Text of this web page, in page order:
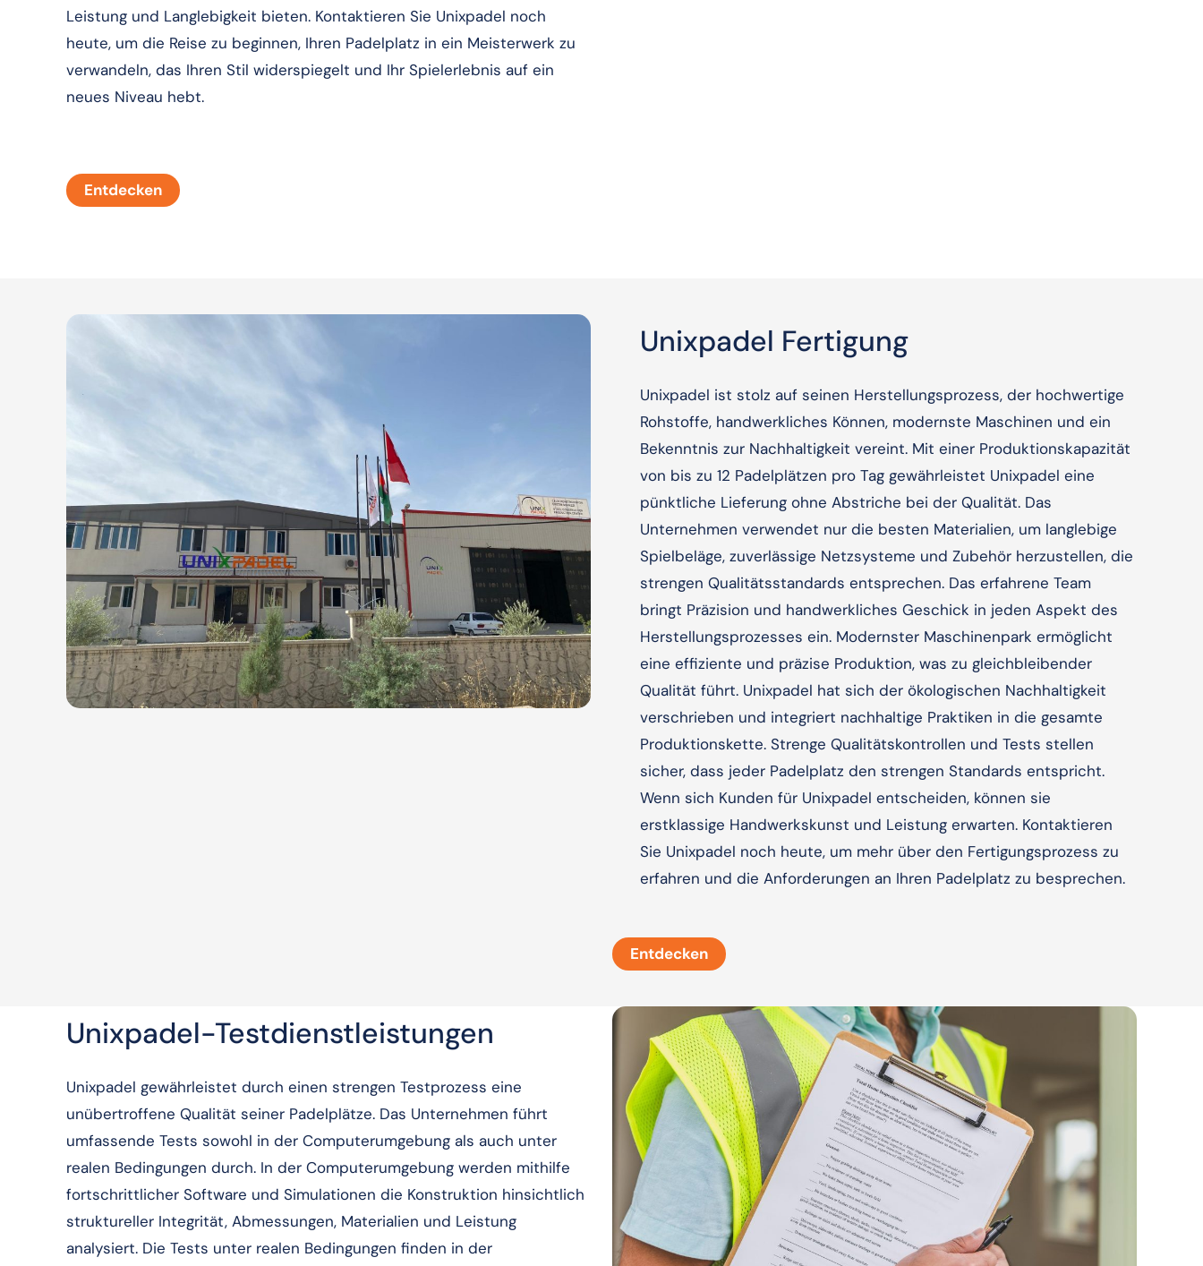
Leistung und Langlebigkeit bieten. Kontaktieren Sie Unixpadel noch
heute, um die Reise zu beginnen, Ihren Padelplatz in ein Meisterwerk zu
verwandeln, das Ihren Stil widerspiegelt und Ihr Spielerlebnis auf ein
neues Niveau hebt.
Entdecken
Unixpadel Fertigung
Unixpadel ist stolz auf seinen Herstellungsprozess, der hochwertige
Rohstoffe, handwerkliches Können, modernste Maschinen und ein
Bekenntnis zur Nachhaltigkeit vereint. Mit einer Produktionskapazität
von bis zu 12 Padelplätzen pro Tag gewährleistet Unixpadel eine
pünktliche Lieferung ohne Abstriche bei der Qualität. Das
Unternehmen verwendet nur die besten Materialien, um langlebige
Spielbeläge, zuverlässige Netzsysteme und Zubehör herzustellen, die
strengen Qualitätsstandards entsprechen. Das erfahrene Team
bringt Präzision und handwerkliches Geschick in jeden Aspekt des
Herstellungsprozesses ein. Modernster Maschinenpark ermöglicht
eine effiziente und präzise Produktion, was zu gleichbleibender
Qualität führt. Unixpadel hat sich der ökologischen Nachhaltigkeit
verschrieben und integriert nachhaltige Praktiken in die gesamte
Produktionskette. Strenge Qualitätskontrollen und Tests stellen
sicher, dass jeder Padelplatz den strengen Standards entspricht.
Wenn sich Kunden für Unixpadel entscheiden, können sie
erstklassige Handwerkskunst und Leistung erwarten. Kontaktieren
Sie Unixpadel noch heute, um mehr über den Fertigungsprozess zu
erfahren und die Anforderungen an Ihren Padelplatz zu besprechen.
Entdecken
Unixpadel-Testdienstleistungen
Unixpadel gewährleistet durch einen strengen Testprozess eine
unübertroffene Qualität seiner Padelplätze. Das Unternehmen führt
umfassende Tests sowohl in der Computerumgebung als auch unter
realen Bedingungen durch. In der Computerumgebung werden mithilfe
fortschrittlicher Software und Simulationen die Konstruktion hinsichtlich
struktureller Integrität, Abmessungen, Materialien und Leistung
analysiert. Die Tests unter realen Bedingungen finden in der